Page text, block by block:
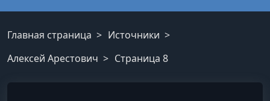
Главная страница
Источники
Алексей Арестович
Страница 8